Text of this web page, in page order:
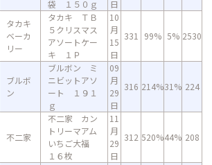
袋 １５０ｇ
日
タカキ
ベーカ
リー
タカキ ＴＢ
５クリスマス
アソートケー
キ １Ｐ
10
月
15
日
331 99% 5% 2530
ブルボ
ン
ブルボン ミ
ニビットアソ
ート １９１
ｇ
09
月
29
日
316 214%31% 224
不二家
不二家 カン
トリーマアム
いちご大福
１６枚
11
月
29
日
312 520%44% 208